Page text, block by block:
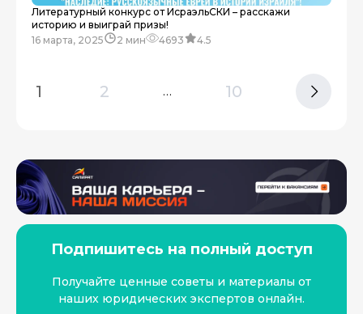
16 марта, 2025 2 мин 4693 4.5
Литературный конкурс от ИсраэльСКИ – расскажи
историю и выиграй призы!
1 2 … 10
Подпишитесь на полный доступ
Получайте ценные советы и материалы от
наших юридических экспертов онлайн.